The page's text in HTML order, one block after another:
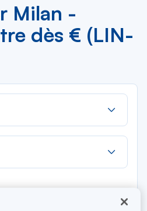
Milan -
dès € (LIN-